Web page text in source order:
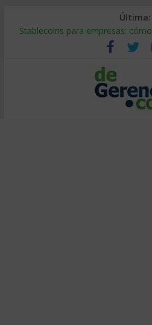
Última:
Stablecoins para empresas:
Despido silencioso: qué es y por
IA en selección de personal:
Trabajo forzoso en la cadena de
Mercado hispano de EE. UU.: